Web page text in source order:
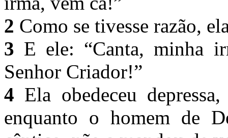
2 Como se tivesse razão,
3 E ele: “Canta, minha
Senhor Criador!”
4 Ela obedeceu
enquanto o homem de